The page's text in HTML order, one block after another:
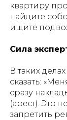
квартиру
найдите
ищите
Сила
В таких
сказать:
сразу
(арест). Это
запретить